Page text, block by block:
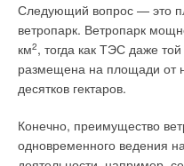
Следующий вопрос — это
ветропарк. Ветропарк
км2, тогда как ТЭС даже
размещена на площади от
десятков гектаров.
Конечно, преимущество
одновременного ведения